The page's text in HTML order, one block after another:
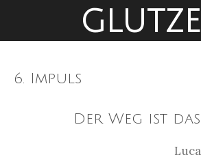
6. Impuls
Der Weg ist